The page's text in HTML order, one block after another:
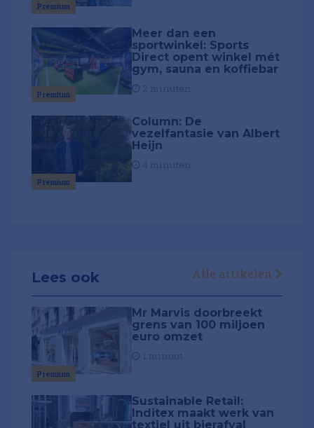
Premium
Premium
Meer dan een
sportwinkel: Sports
Direct opent winkel mét
gym, sauna en koffiebar
Premium
Column: De
vezelfantasie van Albert
Heijn
Lees ook Alle artikelen
Premium
Mr Marvis doorbreekt
grens van 100 miljoen
euro omzet
Sustainable Retail:
Inditex maakt werk van
textiel uit bierafval